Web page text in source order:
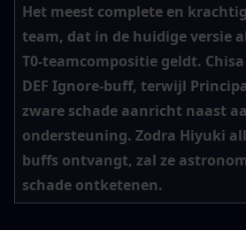
Het meest complete en
team, dat in de huidige versie
T0-teamcompositie geldt.
DEF Ignore-buff, terwijl
zware schade aanricht naast
ondersteuning. Zodra Hiyuki
buffs ontvangt, zal ze
schade ontketenen.